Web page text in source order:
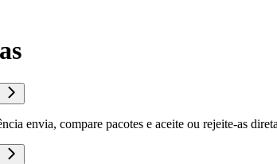
envia, compare pacotes e aceite ou rejeite-as